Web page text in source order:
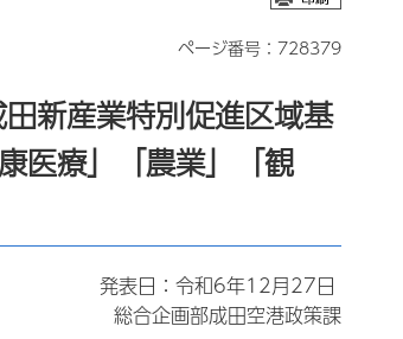
ページ番号：728379
新産業特別促進区域基
医療」「農業」「観
発表日：令和6年12月27日
総合企画部成田空港政策課